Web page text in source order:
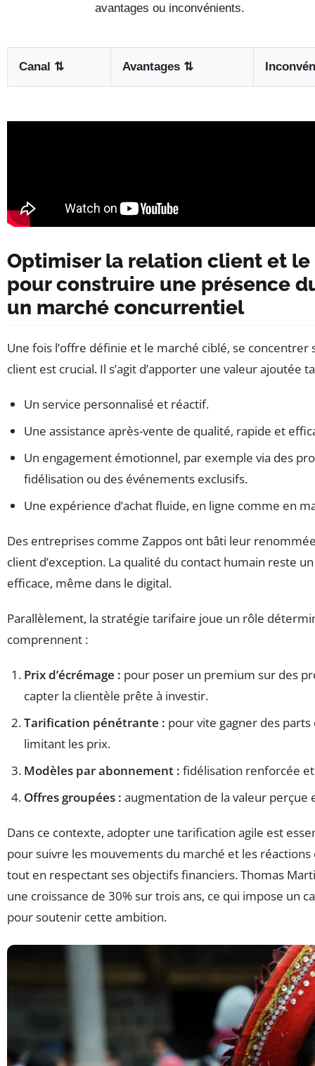
avantages ou inconvénients.
Canal ⇅ Avantages ⇅
Optimiser la relation client et
pour construire une présence
un marché concurrentiel
Une fois l’offre définie et le marché ciblé, se concentrer
client est crucial. Il s’agit d’apporter une valeur ajoutée
Un service personnalisé et réactif.
Une assistance après-vente de qualité, rapide et
Un engagement émotionnel, par exemple via des
fidélisation ou des événements exclusifs.
Une expérience d’achat fluide, en ligne comme en
Des entreprises comme Zappos ont bâti leur
client d’exception. La qualité du contact humain reste
efficace, même dans le digital.
Parallèlement, la stratégie tarifaire joue un rôle
comprennent :
Prix d’écrémage : pour poser un premium sur des
capter la clientèle prête à investir.
Tarification pénétrante : pour vite gagner des
limitant les prix.
Modèles par abonnement : fidélisation renforcée
Offres groupées : augmentation de la valeur perçue
Dans ce contexte, adopter une tarification agile est
pour suivre les mouvements du marché et les
tout en respectant ses objectifs financiers. Thomas
une croissance de 30% sur trois ans, ce qui impose un
pour soutenir cette ambition.